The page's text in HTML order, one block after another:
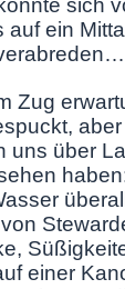
sich
auf ein
Zug
uns über
einer